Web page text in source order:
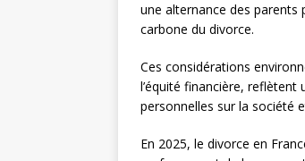
une alternance des parents
carbone du divorce.
Ces considérations
l’équité financière, reflètent
personnelles sur la société
En 2025, le divorce en